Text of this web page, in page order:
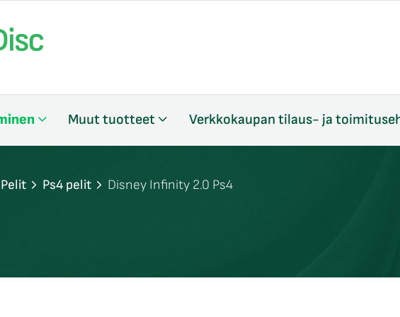
Muut tuotteet Verkkokaupan tilaus- ja
Pelit Ps4 pelit Disney Infinity 2.0 Ps4